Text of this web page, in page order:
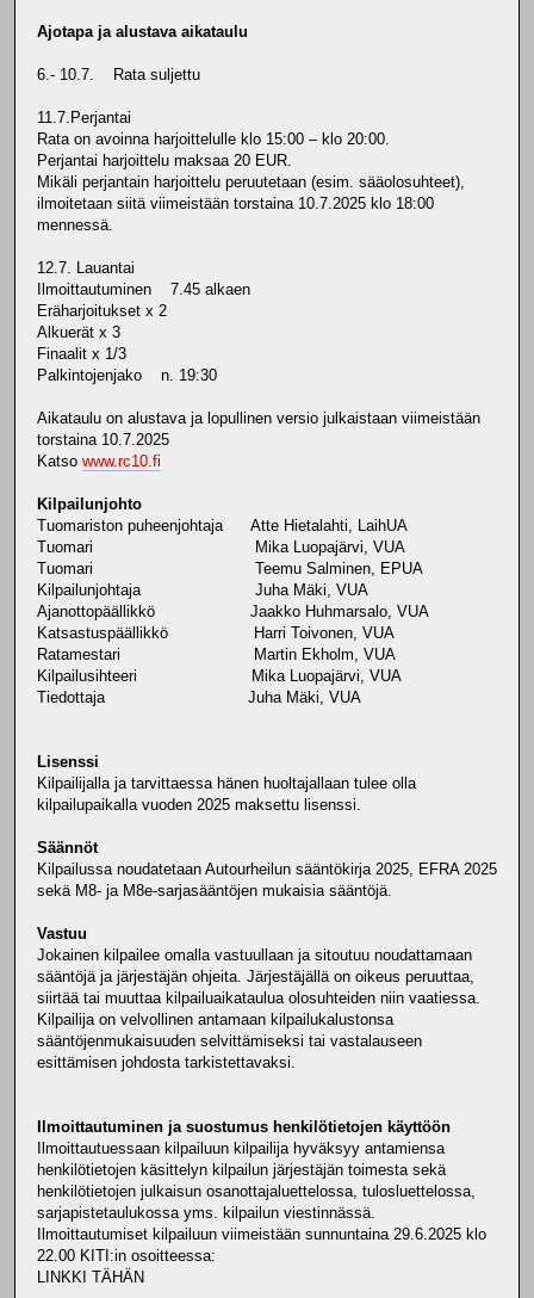
Ajotapa ja alustava aikataulu
6.- 10.7. Rata suljettu
11.7.Perjantai
Rata on avoinna harjoittelulle klo 15:00 – klo 20:00.
Perjantai harjoittelu maksaa 20 EUR.
Mikäli perjantain harjoittelu peruutetaan (esim. sääolosuhteet),
ilmoitetaan siitä viimeistään torstaina 10.7.2025 klo 18:00
mennessä.
12.7. Lauantai
Ilmoittautuminen 7.45 alkaen
Eräharjoitukset x 2
Alkuerät x 3
Finaalit x 1/3
Palkintojenjako n. 19:30
Aikataulu on alustava ja lopullinen versio julkaistaan viimeistään
torstaina 10.7.2025
Katso www.rc10.fi
Kilpailunjohto
Tuomariston puheenjohtaja Atte Hietalahti, LaihUA
Tuomari Mika Luopajärvi, VUA
Tuomari Teemu Salminen, EPUA
Kilpailunjohtaja Juha Mäki, VUA
Ajanottopäällikkö Jaakko Huhmarsalo, VUA
Katsastuspäällikkö Harri Toivonen, VUA
Ratamestari Martin Ekholm, VUA
Kilpailusihteeri Mika Luopajärvi, VUA
Tiedottaja Juha Mäki, VUA
Lisenssi
Kilpailijalla ja tarvittaessa hänen huoltajallaan tulee olla
kilpailupaikalla vuoden 2025 maksettu lisenssi.
Säännöt
Kilpailussa noudatetaan Autourheilun sääntökirja 2025, EFRA 2025
sekä M8- ja M8e-sarjasääntöjen mukaisia sääntöjä.
Vastuu
Jokainen kilpailee omalla vastuullaan ja sitoutuu noudattamaan
sääntöjä ja järjestäjän ohjeita. Järjestäjällä on oikeus peruuttaa,
siirtää tai muuttaa kilpailuaikataulua olosuhteiden niin vaatiessa.
Kilpailija on velvollinen antamaan kilpailukalustonsa
sääntöjenmukaisuuden selvittämiseksi tai vastalauseen
esittämisen johdosta tarkistettavaksi.
Ilmoittautuminen ja suostumus henkilötietojen käyttöön
Ilmoittautuessaan kilpailuun kilpailija hyväksyy antamiensa
henkilötietojen käsittelyn kilpailun järjestäjän toimesta sekä
henkilötietojen julkaisun osanottajaluettelossa, tulosluettelossa,
sarjapistetaulukossa yms. kilpailun viestinnässä.
Ilmoittautumiset kilpailuun viimeistään sunnuntaina 29.6.2025 klo
22.00 KITI:in osoitteessa:
LINKKI TÄHÄN